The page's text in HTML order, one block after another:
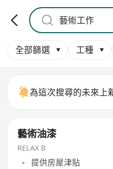
全部篩選 工種
為這次搜尋的未來上
藝術油漆
RELAX B
提供房屋津貼